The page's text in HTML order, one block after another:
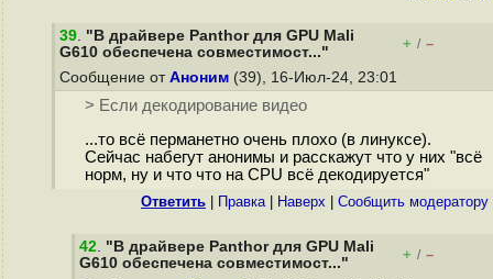
39. "В драйвере Panthor для GPU Mali
G610 обеспечена совместимост..."
+ / –
Сообщение от Аноним (39), 16-Июл-24, 23:01
> Если декодирование видео
...то всё перманетно очень плохо (в линуксе).
Сейчас набегут анонимы и расскажут что у них "всё
норм, ну и что что на CPU всё декодируется"
Ответить Правка| Наверх Cообщить модератору
42. "В драйвере Panthor для GPU Mali
G610 обеспечена совместимост..."
+ / –